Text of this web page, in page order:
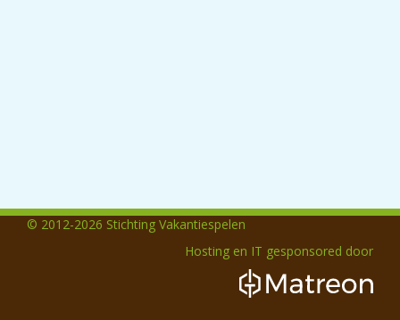
© 2012-2026 Stichting Vakantiespelen
Hosting en IT gesponsored door